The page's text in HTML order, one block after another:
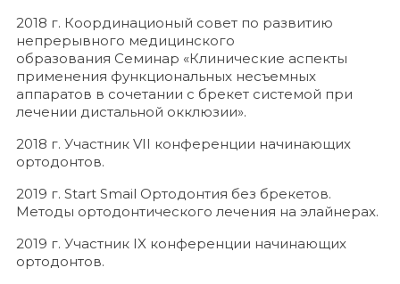
2018 г. Координационый совет по развитию
непрерывного медицинского
образования Семинар «Клинические аспекты
применения функциональных несъемных
аппаратов в сочетании с брекет системой при
лечении дистальной окклюзии».
2018 г. Участник VII конференции начинающих
ортодонтов.
2019 г. Start Smail Ортодонтия без брекетов.
Методы ортодонтического лечения на элайнерах.
2019 г. Участник IX конференции начинающих
ортодонтов.